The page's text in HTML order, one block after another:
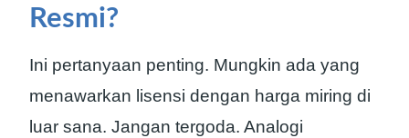
Resmi?
Ini pertanyaan penting. Mungkin ada yang
menawarkan lisensi dengan harga miring di
luar sana. Jangan tergoda. Analogi